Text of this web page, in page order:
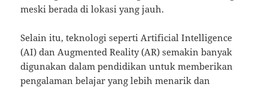
meski berada di lokasi yang jauh.
Selain itu, teknologi seperti Artificial Intelligence
(AI) dan Augmented Reality (AR) semakin banyak
digunakan dalam pendidikan untuk memberikan
pengalaman belajar yang lebih menarik dan